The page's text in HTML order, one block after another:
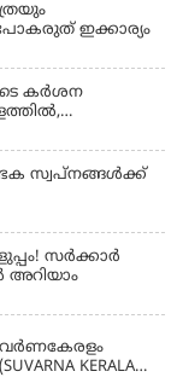
ഇക്കാര്യം
കർശന
സ്വപ്നങ്ങൾക്ക്
സർക്കാർ
അറിയാം
| സുവര്‍ണകേരളം
KERALAM